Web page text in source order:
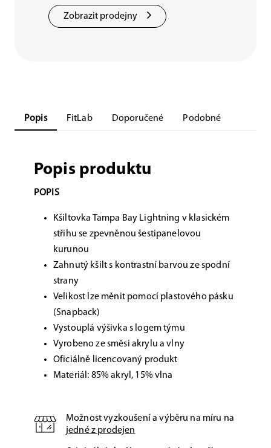
Zobrazit prodejny
Popis FitLab Doporučené Podobné
Popis produktu
POPIS
Kšiltovka Tampa Bay Lightning v klasickém
střihu se zpevněnou šestipanelovou
kurunou
Zahnutý kšilt s kontrastní barvou ze spodní
strany
Velikost lze měnit pomocí plastového pásku
(Snapback)
Vystouplá výšivka s logem týmu
Vyrobeno ze směsi akrylu a vlny
Oficiálně licencovaný produkt
Materiál: 85% akryl, 15% vlna
Možnost vyzkoušení a výběru na míru na
jedné z prodejen